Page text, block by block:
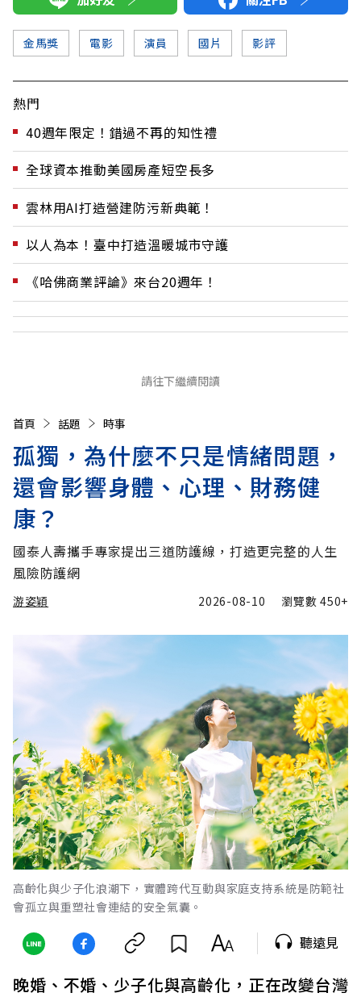
金馬獎 電影 演員 國片 影評
熱門
40週年限定！錯過不再的知性禮
全球資本推動美國房產短空長多
雲林用AI打造營建防污新典範！
以人為本！臺中打造溫暖城市守護
《哈佛商業評論》來台20週年！
請往下繼續閱讀
首頁 話題 時事
孤獨，為什麼不只是情緒問題，
還會影響身體、心理、財務健
康？
國泰人壽攜手專家提出三道防護線，打造更完整的人生
風險防護網
游姿穎 2026-08-10 瀏覽數450+
高齡化與少子化浪潮下，實體跨代互動與家庭支持系統是防範社
會孤立與重塑社會連結的安全氣囊。
聽遠見
晚婚、不婚、少子化與高齡化，正在改變台灣